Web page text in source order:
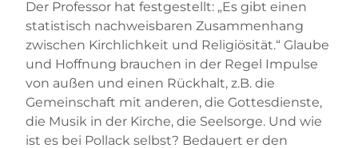
Der Professor hat festgestellt: „Es gibt einen
statistisch nachweisbaren Zusammenhang
zwischen Kirchlichkeit und Religiösität.“ Glaube
und Hoffnung brauchen in der Regel Impulse
von außen und einen Rückhalt, z.B. die
Gemeinschaft mit anderen, die Gottesdienste,
die Musik in der Kirche, die Seelsorge. Und wie
ist es bei Pollack selbst? Bedauert er den